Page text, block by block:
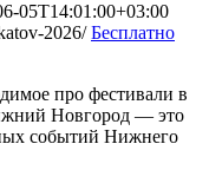
05T14:01:00+03:00
2026/ Бесплатно
про фестивали в
Новгород — это
событий Нижнего